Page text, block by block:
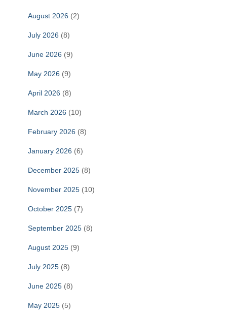
August 2026 (2)
July 2026 (8)
June 2026 (9)
May 2026 (9)
April 2026 (8)
March 2026 (10)
February 2026 (8)
January 2026 (6)
December 2025 (8)
November 2025 (10)
October 2025 (7)
September 2025 (8)
August 2025 (9)
July 2025 (8)
June 2025 (8)
May 2025 (5)